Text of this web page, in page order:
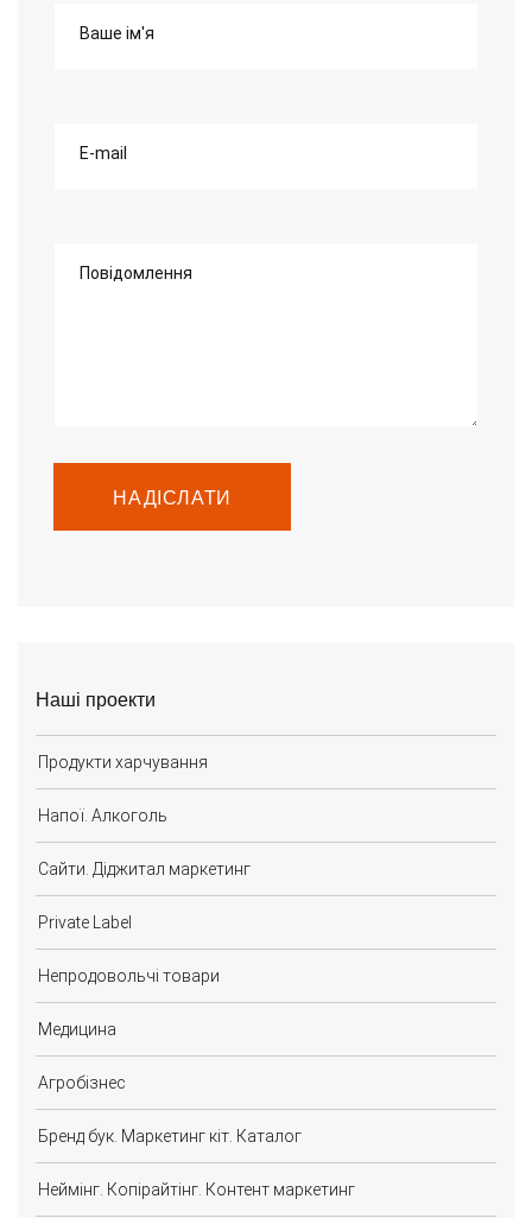
Ваше ім'я
E-mail
Повідомлення
НАДІСЛАТИ
Наші проекти
Продукти харчування
Напої. Алкоголь
Сайти. Діджитал маркетинг
Private Label
Непродовольчі товари
Медицина
Агробізнес
Бренд бук. Маркетинг кіт. Каталог
Неймінг. Копірайтінг. Контент маркетинг